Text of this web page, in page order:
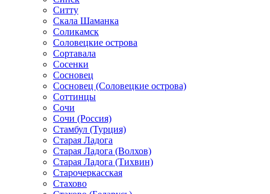
Ситту
Скала Шаманка
Соликамск
Соловецкие острова
Сортавала
Сосенки
Сосновец
Сосновец (Соловецкие острова)
Соттинцы
Сочи
Сочи (Россия)
Стамбул (Турция)
Старая Ладога
Старая Ладога (Волхов)
Старая Ладога (Тихвин)
Старочеркасская
Стахово